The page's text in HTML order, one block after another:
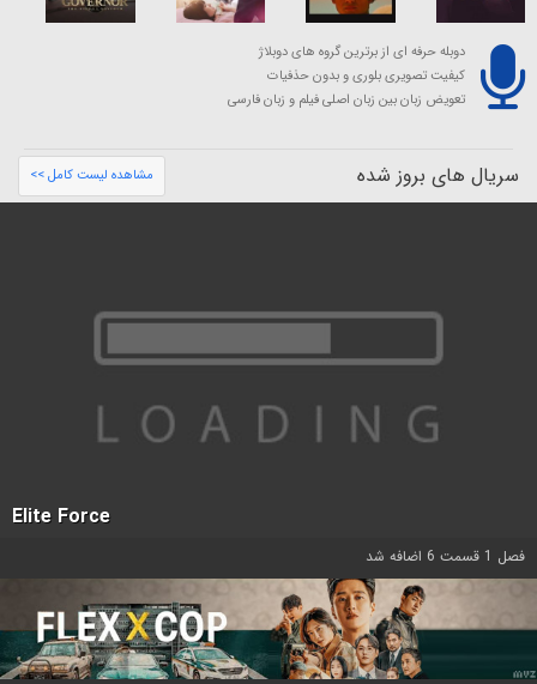
دوبله حرفه ای از برترین گروه های دوبلاژ
کیفیت تصویری بلوری و بدون حذفیات
تعویض زبان بین زبان اصلی فیلم و زبان فارسی
سریال های بروز شده مشاهده لیست کامل >>
Elite Force
فصل 1 قسمت 6 اضافه شد